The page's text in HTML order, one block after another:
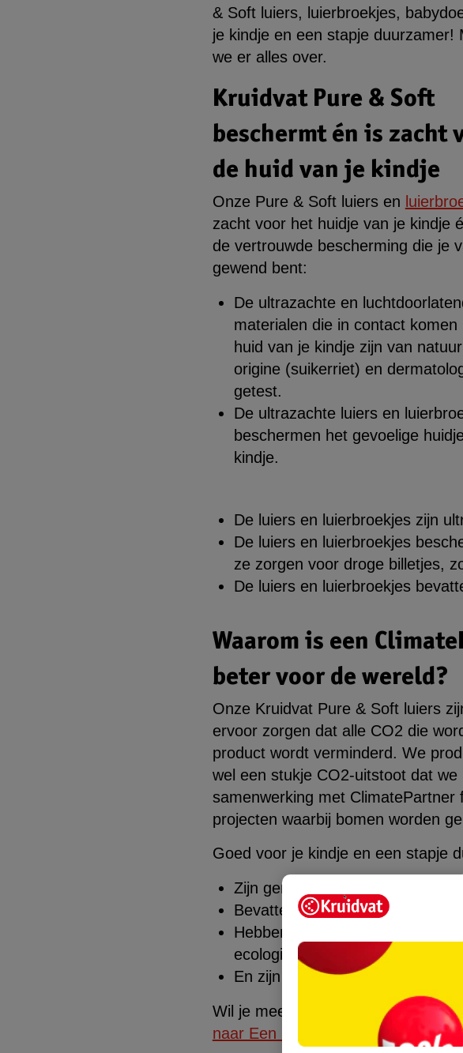
& Soft luiers, luierbroekjes,
je kindje en een stapje
we er alles over.
Kruidvat Pure & Soft
beschermt én is zacht
de huid van je kindje
Onze Pure & Soft luiers en
zacht voor het huidje van je kindje
de vertrouwde bescherming die je
gewend bent:
De ultrazachte en
materialen die in contact komen
huid van je kindje zijn van
origine (suikerriet) en
getest.
De ultrazachte luiers en
beschermen het gevoelige
kindje.
De luiers en luierbroekjes zijn
De luiers en luierbroekjes
ze zorgen voor droge billetjes,
De luiers en luierbroekjes
Waarom is een
beter voor de wereld?
Onze Kruidvat Pure & Soft luiers
ervoor zorgen dat alle CO2 die
product wordt verminderd. We
wel een stukje CO2-uitstoot dat
samenwerking met
projecten waarbij bomen worden
Goed voor je kindje en een stapje
Zijn gemaakt met 100%
Bevatten een absorberende
Hebben een verpakking
ecologische voetafdruk van de
En zijn daarnaast dus
Wil je meer weten over wat een
naar Een ClimatePartner